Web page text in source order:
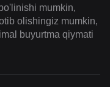
mumkin,
olishingiz mumkin,
buyurtma qiymati